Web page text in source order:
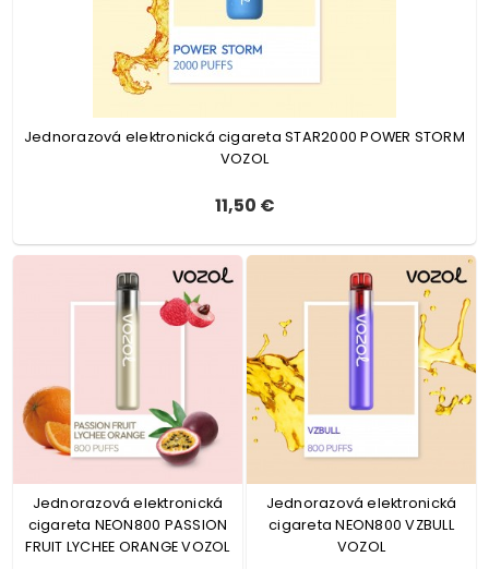
Jednorazová elektronická cigareta STAR2000 POWER STORM
VOZOL
11,50 €
Jednorazová elektronická
cigareta NEON800 PASSION
FRUIT LYCHEE ORANGE VOZOL
Jednorazová elektronická
cigareta NEON800 VZBULL
VOZOL